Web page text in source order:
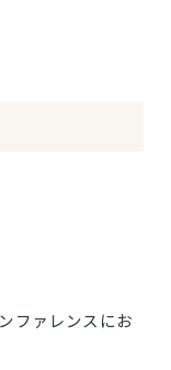
ファレンスにお